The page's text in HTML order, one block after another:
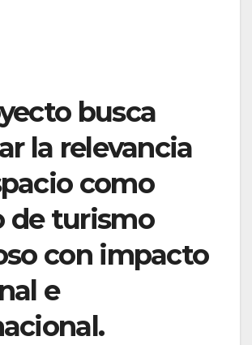
busca
la relevancia
como
de turismo
con impacto
e